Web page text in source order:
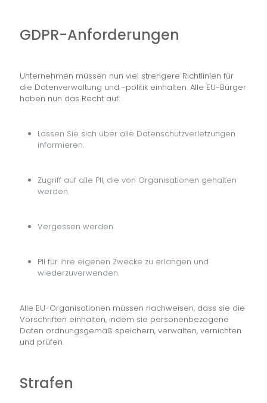
GDPR-Anforderungen
Unternehmen müssen nun viel strengere Richtlinien für
die Datenverwaltung und -politik einhalten. Alle EU-Bürger
haben nun das Recht auf:
Lassen Sie sich über alle Datenschutzverletzungen
informieren.
Zugriff auf alle PII, die von Organisationen gehalten
werden.
Vergessen werden.
PII für ihre eigenen Zwecke zu erlangen und
wiederzuverwenden.
Alle EU-Organisationen müssen nachweisen, dass sie die
Vorschriften einhalten, indem sie personenbezogene
Daten ordnungsgemäß speichern, verwalten, vernichten
und prüfen.
Strafen